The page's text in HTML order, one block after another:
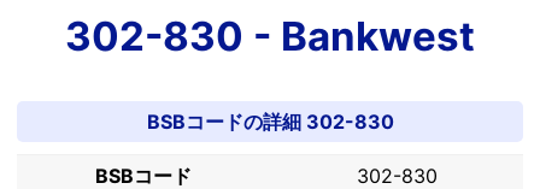
302-830 - Bankwest
BSBコードの詳細 302-830
BSBコード
302-830